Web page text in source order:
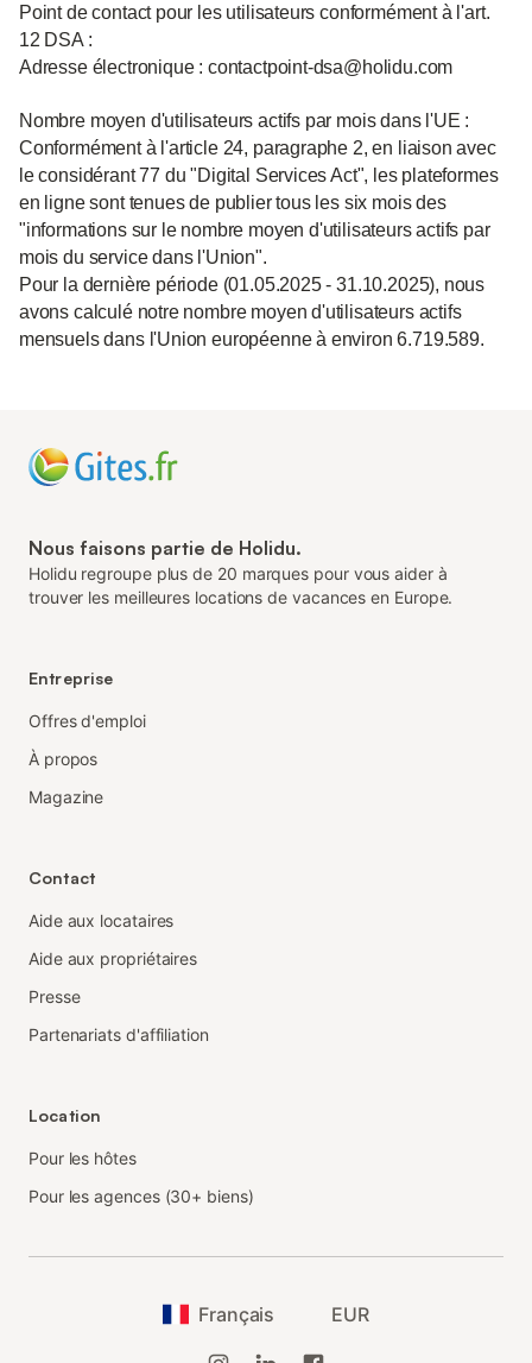
Point de contact pour les utilisateurs conformément à l'art.
12 DSA :
Adresse électronique : contactpoint-dsa@holidu.com
Nombre moyen d'utilisateurs actifs par mois dans l'UE :
Conformément à l'article 24, paragraphe 2, en liaison avec
le considérant 77 du "Digital Services Act", les plateformes
en ligne sont tenues de publier tous les six mois des
"informations sur le nombre moyen d'utilisateurs actifs par
mois du service dans l'Union".
Pour la dernière période (01.05.2025 - 31.10.2025), nous
avons calculé notre nombre moyen d'utilisateurs actifs
mensuels dans l'Union européenne à environ 6.719.589.
Nous faisons partie de Holidu.
Holidu regroupe plus de 20 marques pour vous aider à
trouver les meilleures locations de vacances en Europe.
Entreprise
Offres d'emploi
À propos
Magazine
Contact
Aide aux locataires
Aide aux propriétaires
Presse
Partenariats d'affiliation
Location
Pour les hôtes
Pour les agences (30+ biens)
Français EUR